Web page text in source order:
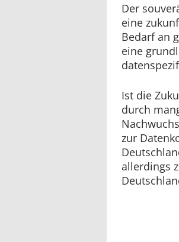
Der
eine
Bedarf an
eine
Ist die
durch
zur
allerdings